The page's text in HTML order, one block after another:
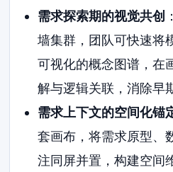
需求探索期的视觉共创
墙集群，团队可快速将
可视化的概念图谱，在
解与逻辑关联，消除早
需求上下文的空间化锚
套画布，将需求原型、
注同屏并置，构建空间